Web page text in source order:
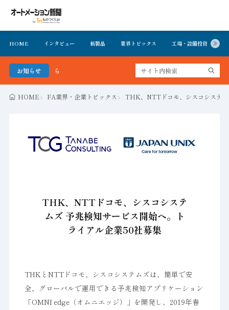
HOME インタビュー 新製品 業界トピックス 工場・設備投資
お知らせ FA・製造業界の最新動向がまとめて
HOME FA業界・企業トピックス THK、NTTドコモ、シスコシステム
THK、NTTドコモ、シスコシステ
ムズ 予兆検知サービス開始へ。ト
ライアル企業50社募集
THKとNTTドコモ、シスコシステムズは、簡単で安
全、グローバルで運用できる予兆検知アプリケーション
「OMNI edge（オムニエッジ）」を開発し、2019年春